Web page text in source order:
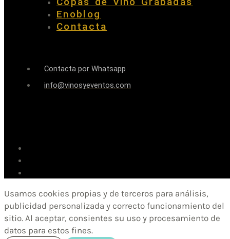
Enoblog
Contacta
Contacta por Whatsapp
info@vinosyeventos.com
Usamos cookies propias y de terceros para análisis,
publicidad personalizada y correcto funcionamiento del
sitio. Al aceptar, consientes su uso y procesamiento de
datos para estos fines.